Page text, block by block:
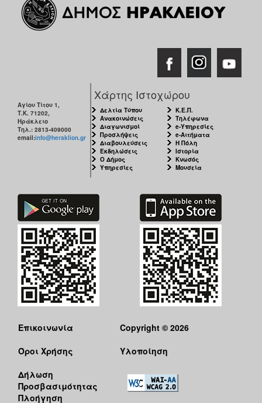
Αγίου Τίτου 1,
Τ.Κ. 71202,
Ηράκλειο
Τηλ.: 2813-409000
email:info@heraklion.gr
Χάρτης Ιστοχώρου
Δελτία Τύπου
Ανακοινώσεις
Διαγωνισμοί
Προσλήψεις
Διαβουλεύσεις
Εκδηλώσεις
Ο Δήμος
Υπηρεσίες
Κ.Ε.Π.
Τηλέφωνα
e-Υπηρεσίες
e-Αιτήματα
Η Πόλη
Ιστορία
Κνωσός
Μουσεία
Επικοινωνία
Όροι Χρήσης
Δήλωση
Προσβασιμότητας
Πλοήγηση
Copyright © 2026
Υλοποίηση